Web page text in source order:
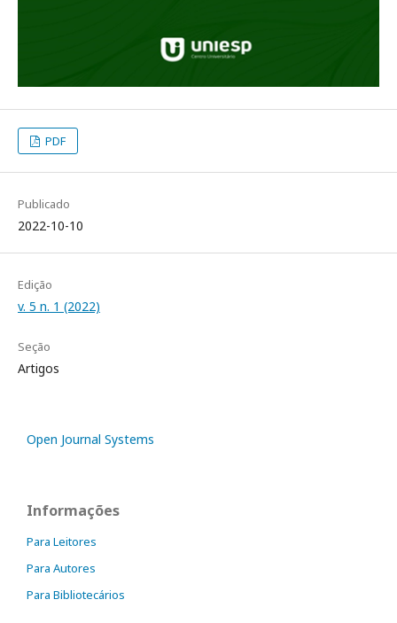
PDF
Publicado
2022-10-10
Edição
v. 5 n. 1 (2022)
Seção
Artigos
Open Journal Systems
Informações
Para Leitores
Para Autores
Para Bibliotecários